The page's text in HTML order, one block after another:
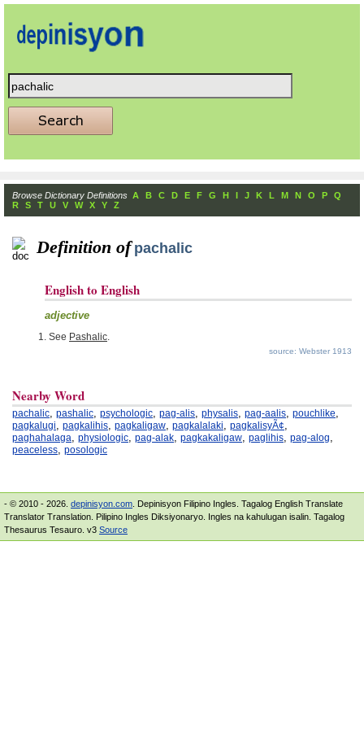
Browse Dictionary Definitions A B C D E F G H I J K L M N O P
Q
R
S T U V W X Y Z
Definition of pachalic
English to English
adjective
See Pashalic.
source: Webster 1913
Nearby Word
pachalic, pashalic, psychologic, pag-alis, physalis, pag-aalis, pouchlike,
pagkalugi, pagkalihis, pagkaligaw, pagkalalaki, pagkalisyÃ¢,
paghahalaga, physiologic, pag-alak, pagkakaligaw, paglihis, pag-alog,
peaceless, posologic
- © 2010 - 2026. depinisyon.com . Depinisyon Filipino Ingles. Tagalog English Translate
Translator Translation. Pilipino Ingles Diksiyonaryo. Ingles na kahulugan isalin. Tagalog
Thesaurus Tesauro. v3 Source